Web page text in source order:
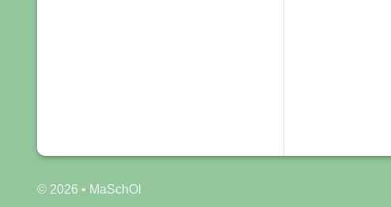
© 2026 • MaSchOl